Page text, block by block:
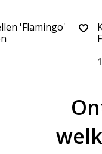
'Flamingo'